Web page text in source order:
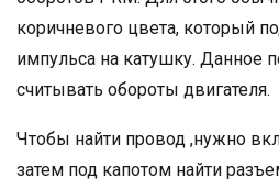
коричневого цвета, который
импульса на катушку. Данное
считывать обороты двигателя.
Чтобы найти провод ,нужно
затем под капотом найти